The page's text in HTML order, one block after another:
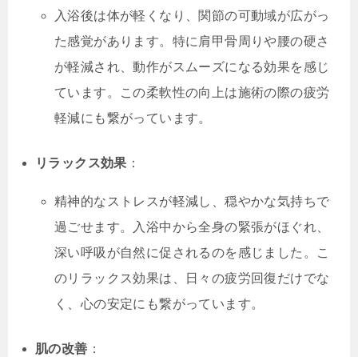
入浴後は体が軽くなり、関節の可動域が広がっ
た感覚があります。特に肩甲骨周りや腰の硬さ
が軽減され、動作がスムーズになる効果を感じ
ています。この柔軟性の向上は施術の際の疲労
軽減にも繋がっています。
リラックス効果 ：
精神的なストレスが軽減し、穏やかな気持ちで
過ごせます。入浴中から全身の緊張がほぐれ、
深い呼吸が自然に促されるのを感じました。こ
のリラックス効果は、日々の疲労回復だけでな
く、心の安定にも繋がっています。
肌の改善 ：